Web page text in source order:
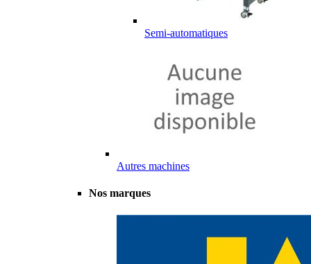
Semi-automatiques
Autres machines
Nos marques